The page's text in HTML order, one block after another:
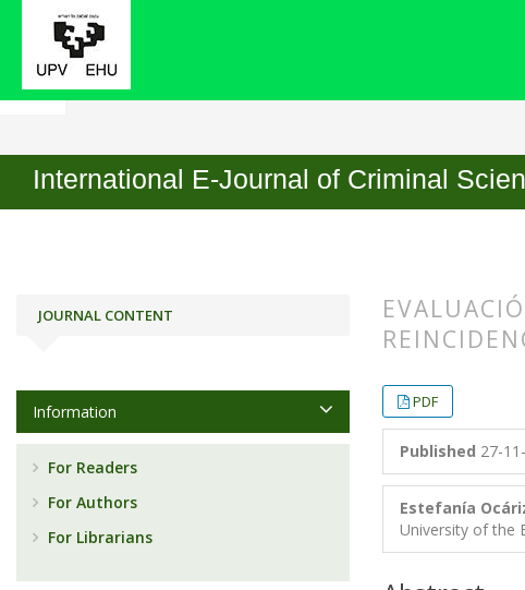
International E-Journal of Criminal
Home Archives No. 7 (2013) Articles
PDF
Published 27-
Estefanía
University of the
JOURNAL CONTENT
Information
For Readers
For Authors
For Librarians